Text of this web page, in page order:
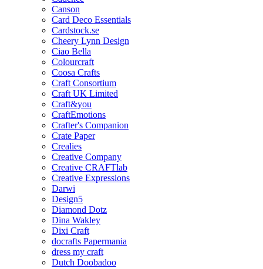
Canson
Card Deco Essentials
Cardstock.se
Cheery Lynn Design
Ciao Bella
Colourcraft
Coosa Crafts
Craft Consortium
Craft UK Limited
Craft&you
CraftEmotions
Crafter's Companion
Crate Paper
Crealies
Creative Company
Creative CRAFTlab
Creative Expressions
Darwi
Design5
Diamond Dotz
Dina Wakley
Dixi Craft
docrafts Papermania
dress my craft
Dutch Doobadoo